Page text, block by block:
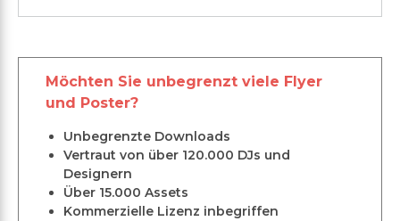
Möchten Sie unbegrenzt viele Flyer
und Poster?
Unbegrenzte Downloads
Vertraut von über 120.000 DJs und
Designern
Über 15.000 Assets
Kommerzielle Lizenz inbegriffen